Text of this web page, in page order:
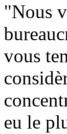
"Nous
vous
eu le